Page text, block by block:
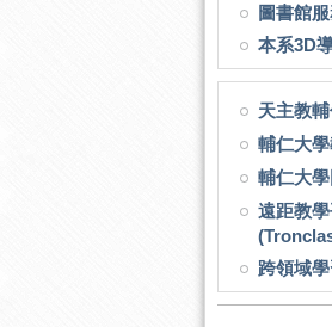
圖書館
本系3D
天主教
輔仁大
輔仁大
遠距教
跨領域